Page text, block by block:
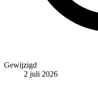
Gewijzigd
2 juli 2026